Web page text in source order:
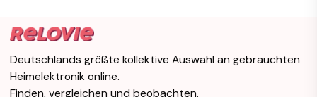
ThinkPad T14 G1
14" Core i5 1.7
GHz - SSD 256
1 €
Zum
1.2 GHz - SSD
256 GB - 16GB
QWERTY -
Niederländisch
Guter Zustand
256GB Speicher Intel Core i5
Deutschlands größte kollektive Auswahl an gebrauchten
Heimelektronik online.
Finden, vergleichen und beobachten.